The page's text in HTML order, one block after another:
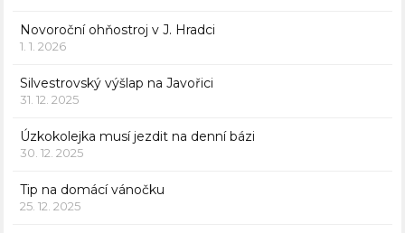
Novoroční ohňostroj v J. Hradci
1. 1. 2026
Silvestrovský výšlap na Javořici
31. 12. 2025
Úzkokolejka musí jezdit na denní bázi
30. 12. 2025
Tip na domácí vánočku
25. 12. 2025